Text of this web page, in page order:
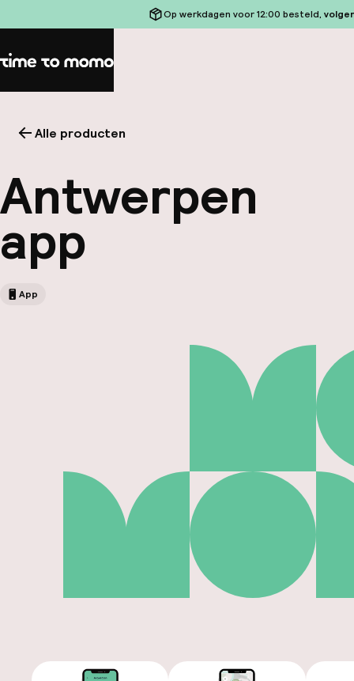
Op werkdagen voor 12:00 besteld,
Home
Alle producten
App
Antwerpen
app